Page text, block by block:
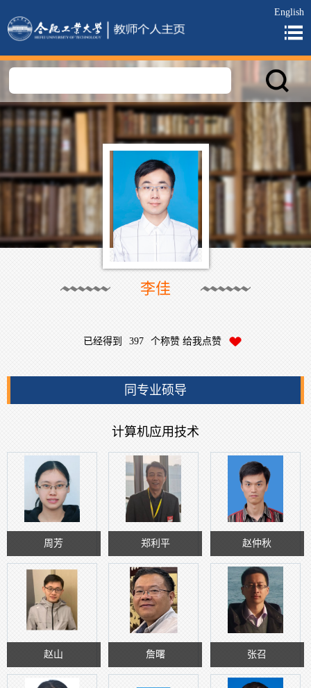
English
李佳
已经得到 397 个称赞 给我点赞
同专业硕导
计算机应用技术
周芳 郑利平 赵仲秋
赵山 詹曙 张召